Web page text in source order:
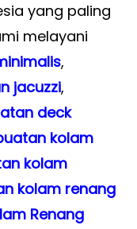
yang paling
melayani
,
jacuzzi,
deck
kolam
kolam
kolam renang
Renang